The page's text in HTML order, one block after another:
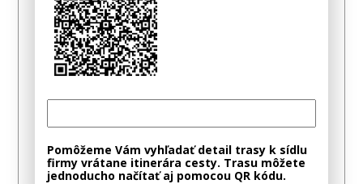
Pomôžeme Vám vyhľadať detail trasy k sídlu
firmy vrátane itinerára cesty. Trasu môžete
jednoducho načítať aj pomocou QR kódu.